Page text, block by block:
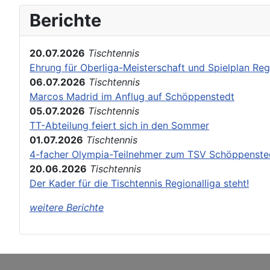
Berichte
20.07.2026 Tischtennis
Ehrung für Oberliga-Meisterschaft und Spielplan
06.07.2026 Tischtennis
Marcos Madrid im Anflug auf Schöppenstedt
05.07.2026 Tischtennis
TT-Abteilung feiert sich in den Sommer
01.07.2026 Tischtennis
4-facher Olympia-Teilnehmer zum TSV
20.06.2026 Tischtennis
Der Kader für die Tischtennis Regionalliga steht!
weitere Berichte